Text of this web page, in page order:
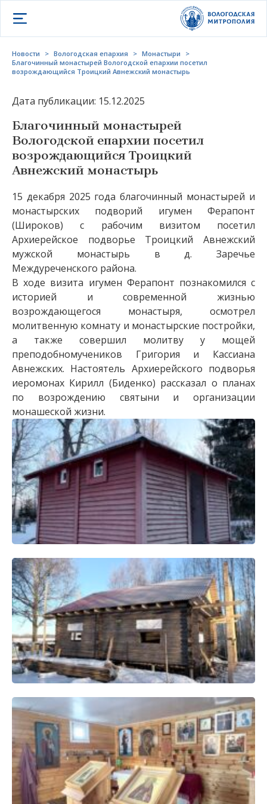
Открыть меню
Новости > Вологодская епархия > Монастыри
>
Благочинный монастырей Вологодской епархии посетил
возрождающийся Троицкий Авнежский монастырь
Дата публикации: 15.12.2025
Благочинный монастырей
Вологодской епархии посетил
возрождающийся Троицкий
Авнежский монастырь
15 декабря 2025 года благочинный монастырей и
монастырских подворий игумен Ферапонт
(Широков) с рабочим визитом посетил
Архиерейское подворье Троицкий Авнежский
мужской монастырь в д. Заречье
Междуреченского района.
В ходе визита игумен Ферапонт познакомился с
историей и современной жизнью
возрождающегося монастыря, осмотрел
молитвенную комнату и монастырские постройки,
а также совершил молитву у мощей
преподобномучеников Григория и Кассиана
Авнежских. Настоятель Архиерейского подворья
иеромонах Кирилл (Биденко) рассказал о планах
по возрождению святыни и организации
монашеской жизни.